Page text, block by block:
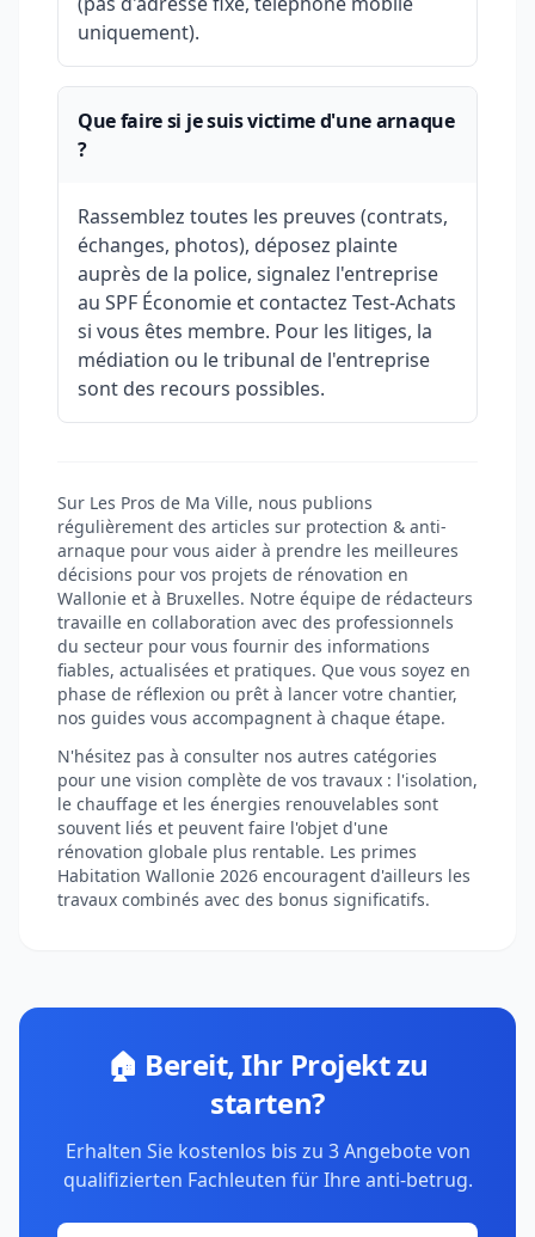
uniquement).
Que faire si je suis victime d'une arnaque
?
Rassemblez toutes les preuves (contrats,
échanges, photos), déposez plainte
auprès de la police, signalez l'entreprise
au SPF Économie et contactez Test-Achats
si vous êtes membre. Pour les litiges, la
médiation ou le tribunal de l'entreprise
sont des recours possibles.
Sur Les Pros de Ma Ville, nous publions
régulièrement des articles sur protection & anti-
arnaque pour vous aider à prendre les meilleures
décisions pour vos projets de rénovation en
Wallonie et à Bruxelles. Notre équipe de rédacteurs
travaille en collaboration avec des professionnels
du secteur pour vous fournir des informations
fiables, actualisées et pratiques. Que vous soyez en
phase de réflexion ou prêt à lancer votre chantier,
nos guides vous accompagnent à chaque étape.
N'hésitez pas à consulter nos autres catégories
pour une vision complète de vos travaux : l'isolation,
le chauffage et les énergies renouvelables sont
souvent liés et peuvent faire l'objet d'une
rénovation globale plus rentable. Les primes
Habitation Wallonie 2026 encouragent d'ailleurs les
travaux combinés avec des bonus significatifs.
🏠 Bereit, Ihr Projekt zu
starten?
Erhalten Sie kostenlos bis zu 3 Angebote von
qualifizierten Fachleuten für Ihre anti-betrug.